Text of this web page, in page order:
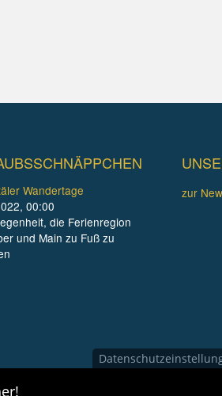
Wandertage
00:00
die Ferienregion
und Main zu Fuß zu
zur